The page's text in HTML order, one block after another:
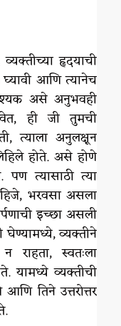
हृदयाची
घ्यावी आणि त्यानेच
असे अनुभवही
ही जी तुमची
त्याला अनुलक्षून
होते. असे होणे
त्यासाठी त्या
भरवसा असला
इच्छा असली
घेण्यामध्ये, व्यक्तीने
राहता, स्वतःला
यामध्ये व्यक्तीची
तिने उत्तरोत्तर